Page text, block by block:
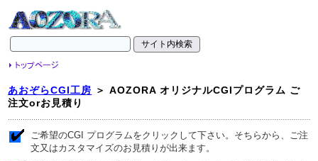
あおぞらCGI工房 ＞ AOZORA オリジナルCGIプログラム ご
注文orお見積り
.
ご希望のCGI プログラムをクリックして下さい。そちらから、ご注
文又はカスタマイズのお見積りが出来ます。